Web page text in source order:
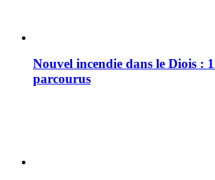
Nouvel incendie dans le Diois :
parcourus